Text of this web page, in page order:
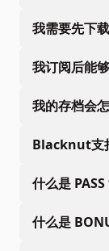
我需要先下
我订阅后能
我的存档会
Blacknut支
什么是 PASS
什么是